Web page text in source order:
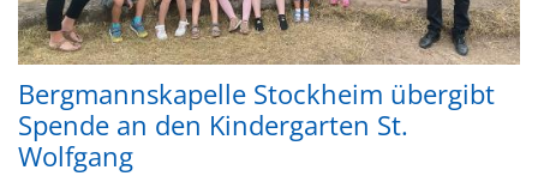
Bergmannskapelle Stockheim übergibt
Spende an den Kindergarten St.
Wolfgang